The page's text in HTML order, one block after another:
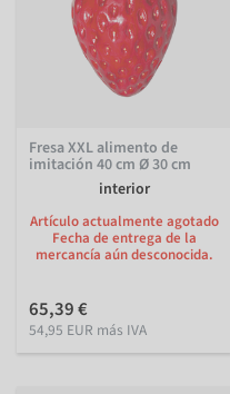
Fresa XXL alimento de
imitación 40 cm Ø 30 cm
interior
Artículo actualmente agotado
Fecha de entrega de la
mercancía aún desconocida.
65,39 €
54,95 EUR más IVA